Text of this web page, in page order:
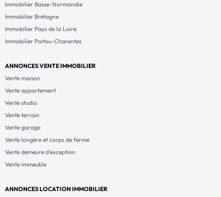
Immobilier Basse-Normandie
Immobilier Bretagne
Immobilier Pays de la Loire
Immobilier Poitou-Charentes
ANNONCES VENTE IMMOBILIER
Vente maison
Vente appartement
Vente studio
Vente terrain
Vente garage
Vente longère et corps de ferme
Vente demeure d'exception
Vente immeuble
ANNONCES LOCATION IMMOBILIER